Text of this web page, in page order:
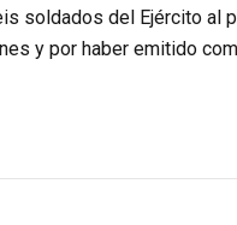
soldados del Ejército al
y por haber emitido